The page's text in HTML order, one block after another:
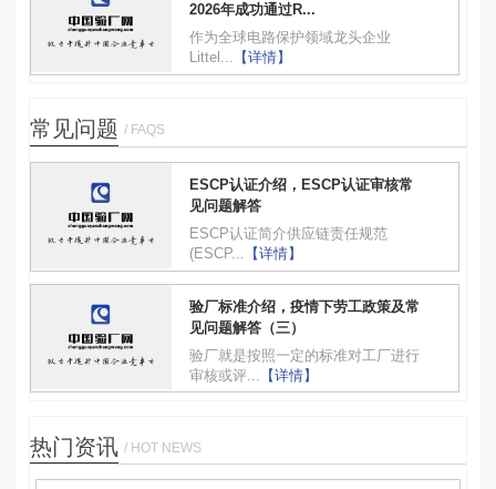
2026年成功通过R...
作为全球电路保护领域龙头企业
Littel... 【详情】
常见问题 / FAQS
ESCP认证介绍，ESCP认证审核常
见问题解答
ESCP认证简介供应链责任规范
(ESCP... 【详情】
验厂标准介绍，疫情下劳工政策及常
见问题解答（三）
验厂就是按照一定的标准对工厂进行
审核或评... 【详情】
热门资讯 / HOT NEWS